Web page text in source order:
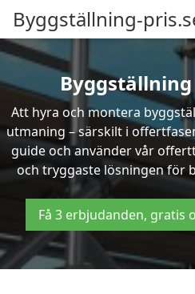
Byggställning-
Att hyra och montera
utmaning – särskilt i
guide och använder vår
och tryggaste lösningen för
Få 3 erbjudanden, gratis